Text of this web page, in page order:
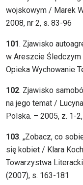
wojskowym / Marek
2008, nr 2, s. 83-96
101. Zjawisko
w Areszcie
Opieka Wychowanie
102. Zjawisko
na jego temat /
Polska. – 2005, z. 1-
103. „Zobacz, co
się kobiet / Klara
Towarzystwa
(2007), s. 163-181